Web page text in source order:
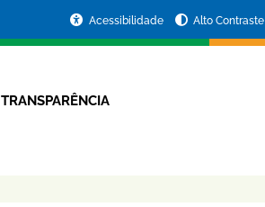
Acessibilidade Alto Contraste
TRANSPARÊNCIA